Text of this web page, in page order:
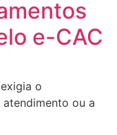
e-CAC
o
ou a